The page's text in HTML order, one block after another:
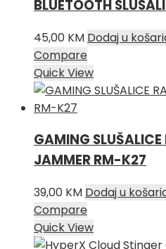
BLUETOOTH
45,00 KM Dodaj u
Compare
Quick View
GAMING
JAMMER RM-K27
39,00 KM Dodaj u
Compare
Quick View